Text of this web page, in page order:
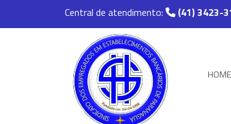
Central de atendimento: (41) 3423-
HOME